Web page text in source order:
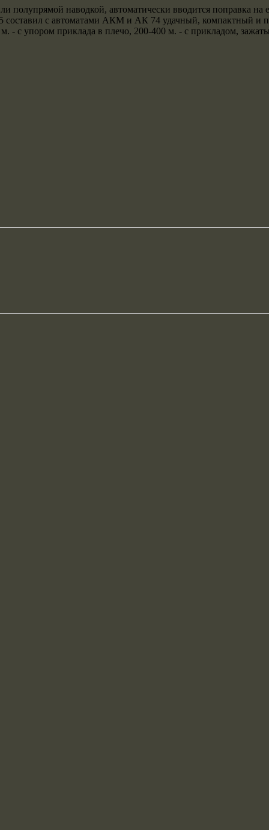
полупрямой наводкой, автоматически вводится поправка
составил с автоматами АКМ и АК 74 удачный, компактный и
- с упором приклада в плечо, 200-400 м. - с прикладом,